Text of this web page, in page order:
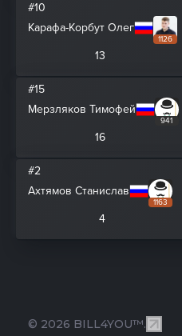
#10
Карафа-Корбут Олег
1126
13
#15
Мерзляков Тимофей
941
16
#2
Ахтямов Станислав
1163
4
© 2026 BILL4YOU™.